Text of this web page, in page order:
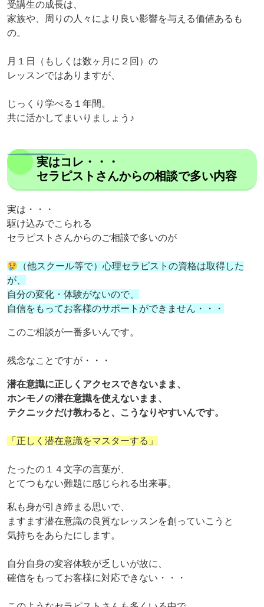
受講生の成長は、
家族や、周りの人々により良い影響を与える価値あるも
の。
月１日（もしくは数ヶ月に２回）の
レッスンではありますが、
じっくり学べる１年間。
共に活かしてまいりましょう♪
実はコレ・・・
セラピストさんからの相談で多い内容
実は・・・
駆け込みでこられる
セラピストさんからのご相談で多いのが
（他スクール等で）心理セラピストの資格は取得した
が、
自分の変化・体験がないので、
自信をもってお客様のサポートができません・・・
このご相談が一番多いんです。
残念なことですが・・・
潜在意識に正しくアクセスできないまま、
ホンモノの潜在意識を使えないまま、
テクニックだけ教わると、こうなりやすいんです。
「正しく潜在意識をマスターする」
たったの１４文字の言葉が、
とてつもない難題に感じられる出来事。
私も身が引き締まる思いで、
ますます潜在意識の良質なレッスンを創っていこうと
気持ちをあらたにします。
自分自身の変容体験が乏しいが故に、
確信をもってお客様に対応できない・・・